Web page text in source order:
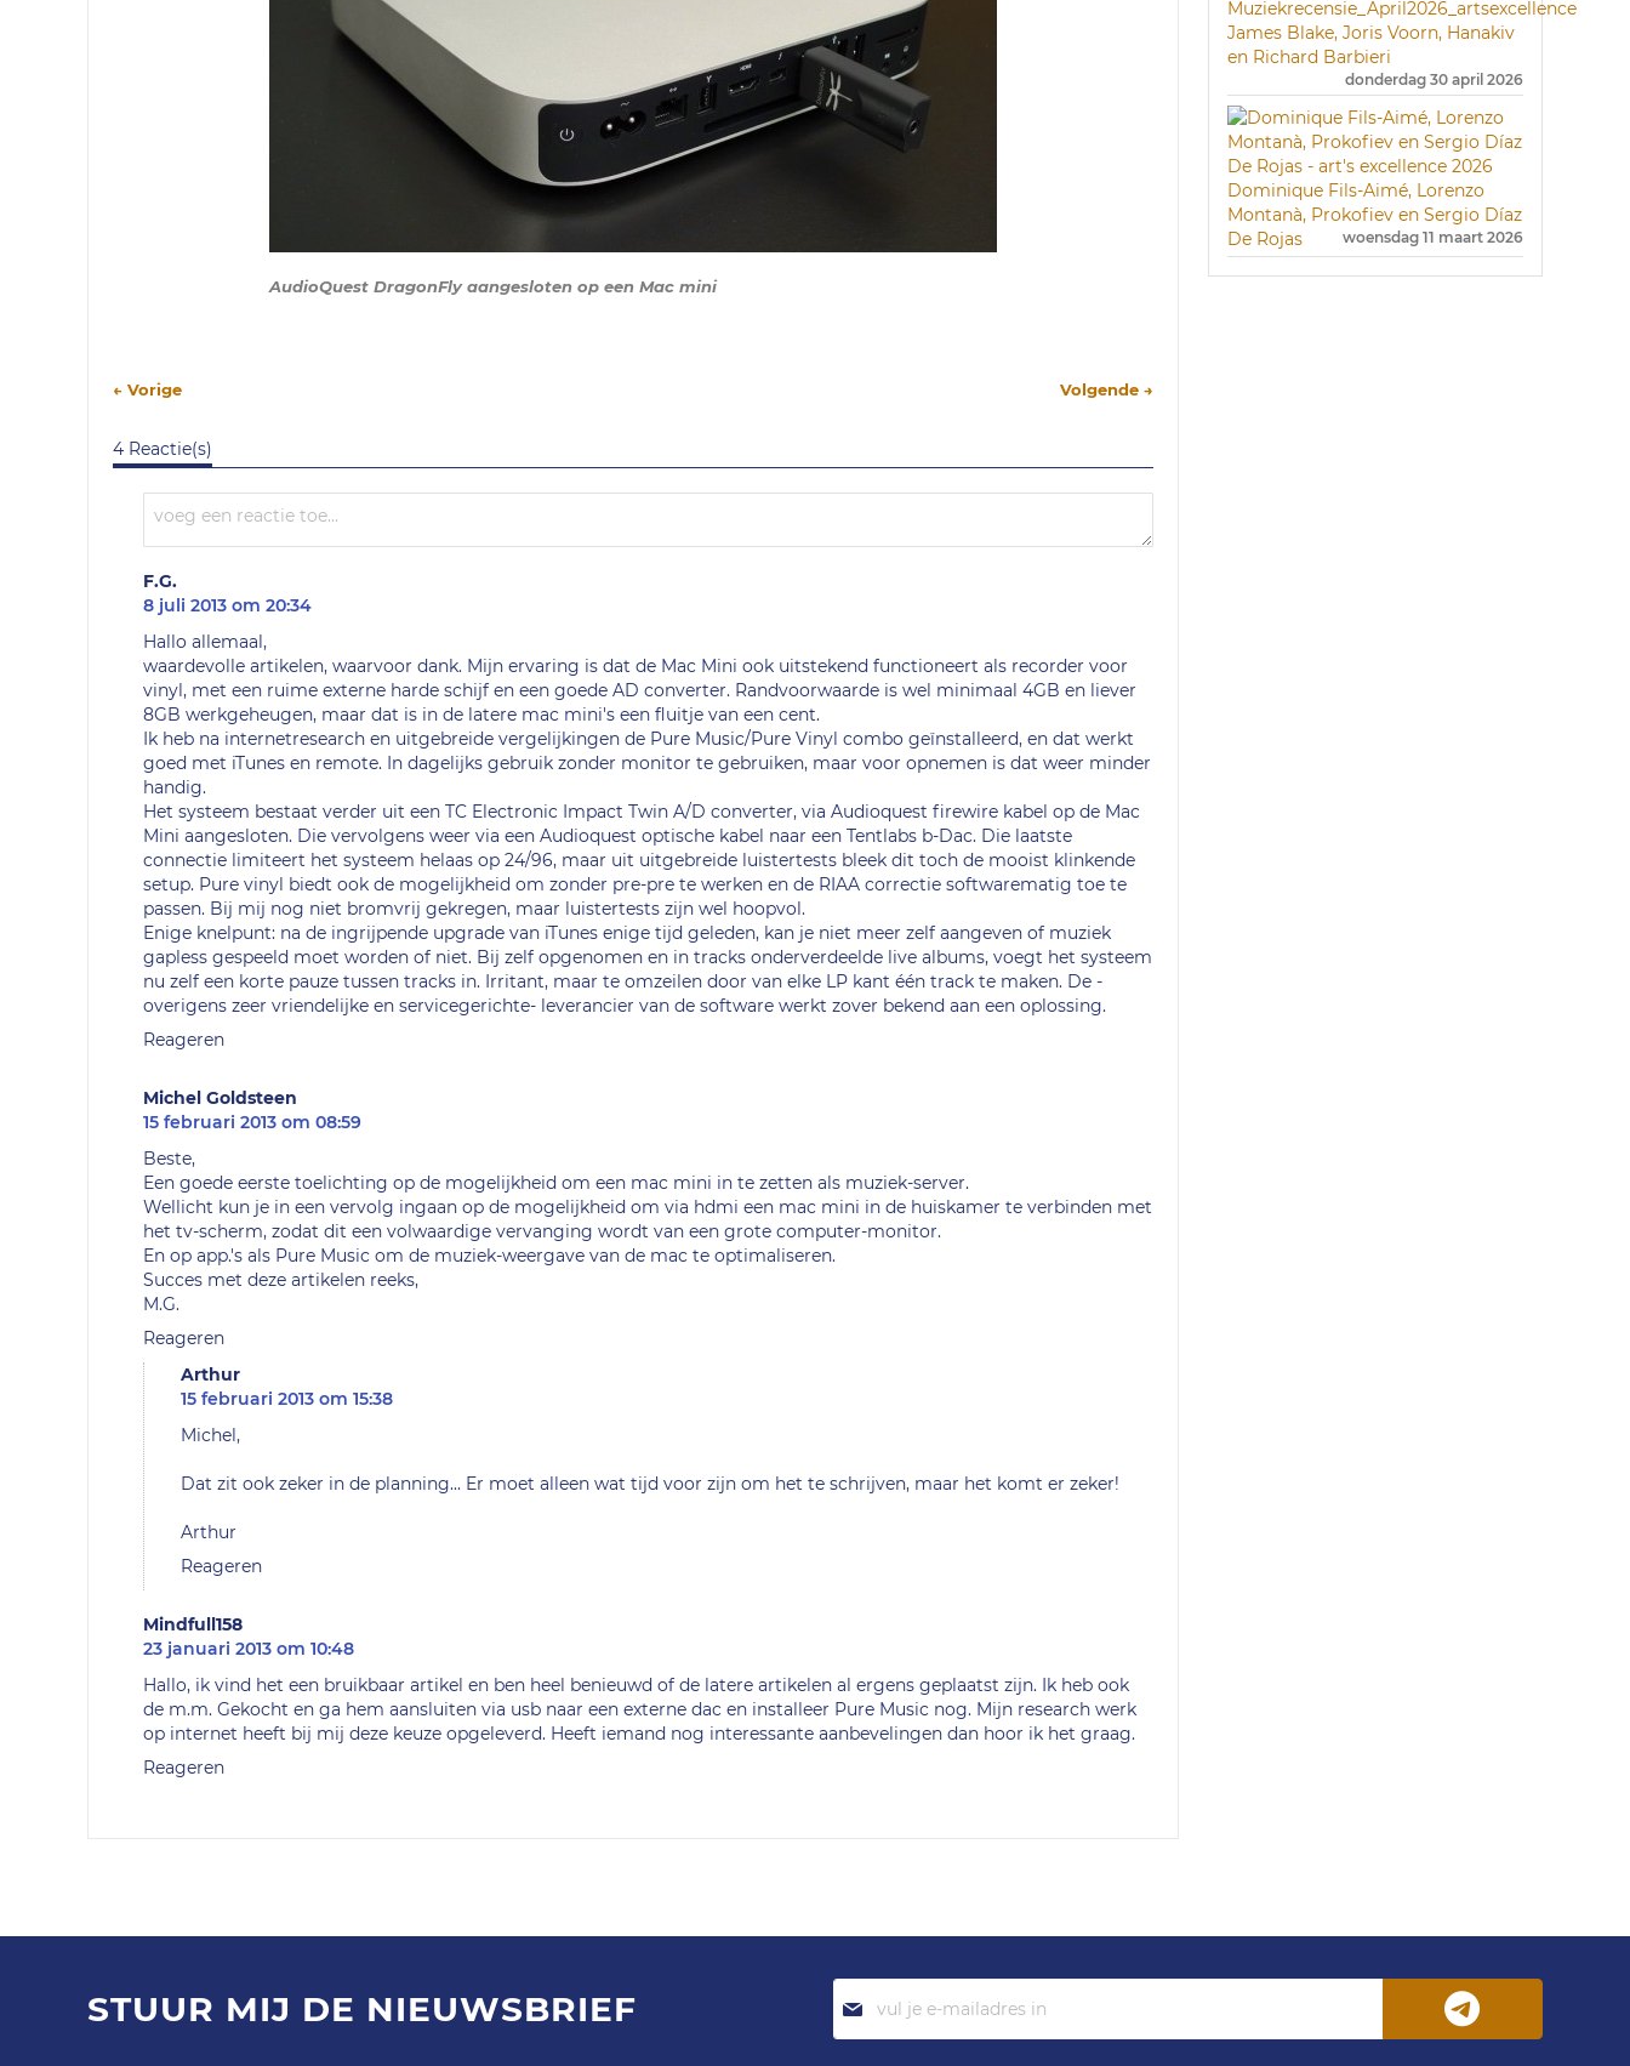
AudioQuest DragonFly aangesloten op een Mac mini
← Vorige Volgende →
4 Reactie(s)
F.G.
8 juli 2013 om 20:34
Hallo allemaal,
waardevolle artikelen, waarvoor dank. Mijn ervaring is dat de Mac Mini ook uitstekend functioneert als recorder voor
vinyl, met een ruime externe harde schijf en een goede AD converter. Randvoorwaarde is wel minimaal 4GB en liever
8GB werkgeheugen, maar dat is in de latere mac mini's een fluitje van een cent.
Ik heb na internetresearch en uitgebreide vergelijkingen de Pure Music/Pure Vinyl combo geïnstalleerd, en dat werkt
goed met iTunes en remote. In dagelijks gebruik zonder monitor te gebruiken, maar voor opnemen is dat weer minder
handig.
Het systeem bestaat verder uit een TC Electronic Impact Twin A/D converter, via Audioquest firewire kabel op de Mac
Mini aangesloten. Die vervolgens weer via een Audioquest optische kabel naar een Tentlabs b-Dac. Die laatste
connectie limiteert het systeem helaas op 24/96, maar uit uitgebreide luistertests bleek dit toch de mooist klinkende
setup. Pure vinyl biedt ook de mogelijkheid om zonder pre-pre te werken en de RIAA correctie softwarematig toe te
passen. Bij mij nog niet bromvrij gekregen, maar luistertests zijn wel hoopvol.
Enige knelpunt: na de ingrijpende upgrade van iTunes enige tijd geleden, kan je niet meer zelf aangeven of muziek
gapless gespeeld moet worden of niet. Bij zelf opgenomen en in tracks onderverdeelde live albums, voegt het systeem
nu zelf een korte pauze tussen tracks in. Irritant, maar te omzeilen door van elke LP kant één track te maken. De -
overigens zeer vriendelijke en servicegerichte- leverancier van de software werkt zover bekend aan een oplossing.
Reageren
Michel Goldsteen
15 februari 2013 om 08:59
Beste,
Een goede eerste toelichting op de mogelijkheid om een mac mini in te zetten als muziek-server.
Wellicht kun je in een vervolg ingaan op de mogelijkheid om via hdmi een mac mini in de huiskamer te verbinden met
het tv-scherm, zodat dit een volwaardige vervanging wordt van een grote computer-monitor.
En op app.'s als Pure Music om de muziek-weergave van de mac te optimaliseren.
Succes met deze artikelen reeks,
M.G.
Reageren
Arthur
15 februari 2013 om 15:38
Michel,
Dat zit ook zeker in de planning... Er moet alleen wat tijd voor zijn om het te schrijven, maar het komt er zeker!
Arthur
Reageren
Mindfull158
23 januari 2013 om 10:48
Hallo, ik vind het een bruikbaar artikel en ben heel benieuwd of de latere artikelen al ergens geplaatst zijn. Ik heb ook
de m.m. Gekocht en ga hem aansluiten via usb naar een externe dac en installeer Pure Music nog. Mijn research werk
op internet heeft bij mij deze keuze opgeleverd. Heeft iemand nog interessante aanbevelingen dan hoor ik het graag.
Reageren
James Blake, Joris Voorn, Hanakiv
en Richard Barbieri
donderdag 30 april 2026
Dominique Fils-Aimé, Lorenzo
Montanà, Prokofiev en Sergio Díaz
De Rojas
woensdag 11 maart 2026
STUUR MIJ DE NIEUWSBRIEF
Abonneer
je
op